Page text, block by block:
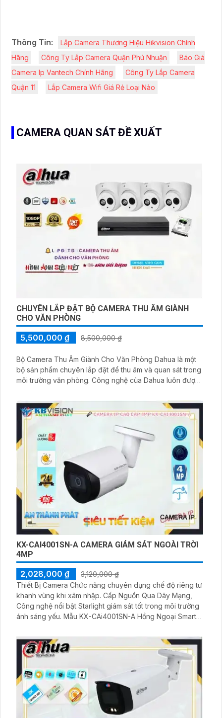
Thông Tin:
Lắp Camera Thương Hiệu Hikvision Chính
Hãng
Công Ty Lắp Camera Quận Phú Nhuận
Báo Giá
Camera Ip Vantech Chính Hãng
Công Ty Lắp Camera
Quận 11
Lắp Camera Wifi Giá Rẻ Loại Nào
CAMERA QUAN SÁT ĐỀ XUẤT
CHUYÊN LẮP ĐẶT BỘ CAMERA THU ÂM GIÀNH
CHO VĂN PHÒNG
5,500,000 ₫ 8,500,000 ₫
Bộ Camera Thu Âm Giành Cho Văn Phòng Dahua là một
bộ sản phẩm chuyên lắp đặt để thu âm và quan sát trong
môi trường văn phòng. Công nghệ của Dahua luôn được
cao và hiệu suất tối ưu.
Bộ camera này được trang bị chức năng vượt trội thu âm,
giúp bạn có thể ghi lại âm thanh rõ ràng và chân thực
KX-CAI4001SN-A CAMERA GIÁM SÁT NGOÀI TRỜI
4MP
2,028,000 ₫
3,120,000 ₫
Thiết Bị Camera Chức năng chuyên dụng chế độ riêng tư
khanh vùng khi xâm nhập. Cấp Nguồn Qua Dây Mạng,
Công nghệ nổi bật Starlight giám sát tốt trong môi trường
ánh sáng yếu. Mẫu KX-CAi4001SN-A Hồng Ngoại Smart
Hồng Ngoại 30m. Thích hợp cho dự án dân dụng, lắp đặt
ngoài trời với thân kim loại chống mưa nắng